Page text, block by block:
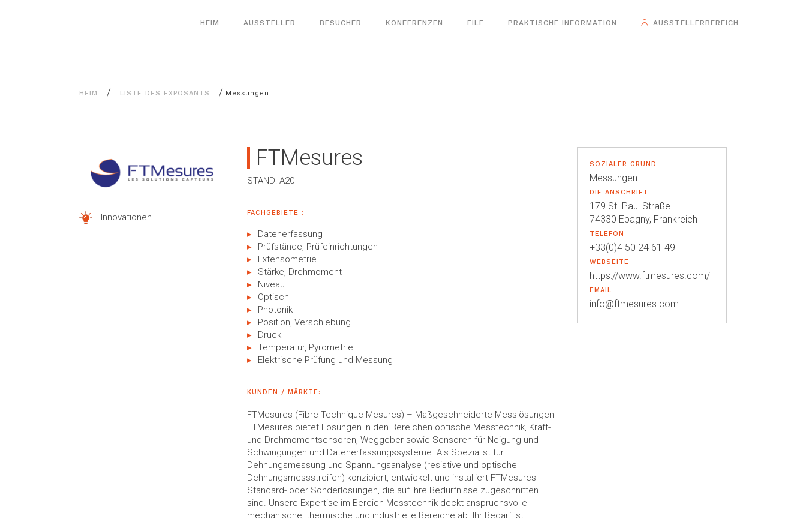
HEIM AUSSTELLER BESUCHER KONFERENZEN EILE PRAKTISCHE INFORMATION AUSSTELLERBEREICH
HEIM / LISTE DES EXPOSANTS / Messungen
Innovationen
FTMesures
STAND: A20
FACHGEBIETE :
Datenerfassung
Prüfstände, Prüfeinrichtungen
Extensometrie
Stärke, Drehmoment
Niveau
Optisch
Photonik
Position, Verschiebung
Druck
Temperatur, Pyrometrie
Elektrische Prüfung und Messung
KUNDEN / MÄRKTE:
FTMesures (Fibre Technique Mesures) – Maßgeschneiderte Messlösungen
FTMesures bietet Lösungen in den Bereichen optische Messtechnik, Kraft-
und Drehmomentsensoren, Weggeber sowie Sensoren für Neigung und
Schwingungen und Datenerfassungssysteme. Als Spezialist für
Dehnungsmessung und Spannungsanalyse (resistive und optische
Dehnungsmessstreifen) konzipiert, entwickelt und installiert FTMesures
Standard- oder Sonderlösungen, die auf Ihre Bedürfnisse zugeschnitten
sind. Unsere Expertise im Bereich Messtechnik deckt anspruchsvolle
mechanische, thermische und industrielle Bereiche ab. Ihr Bedarf ist
SOZIALER GRUND
Messungen
DIE ANSCHRIFT
179 St. Paul Straße
74330 Epagny, Frankreich
TELEFON
+33(0)4 50 24 61 49
WEBSEITE
https://www.ftmesures.com/
EMAIL
info@ftmesures.com